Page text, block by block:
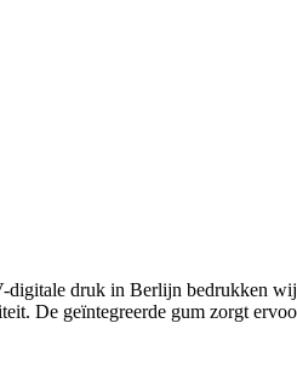
druk in Berlijn bedrukken
De geïntegreerde gum zorgt